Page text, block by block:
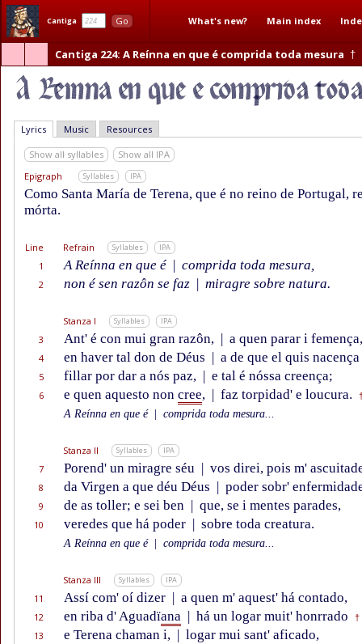
Cantiga Go What's new? Main index
Cantiga 224: A Reínna en que é comprida toda mesura †
Lyrics Music Resources
Show all syllables
Show all IPA
Epigraph
Syllables IPA
Como Santa María de Terena, que é no reino de Portugal,
mórta.
Line Refrain Syllables IPA
1 A Reínna en que é | comprida toda mesura,
2 non é sen razôn se faz | miragre sobre natura.
Stanza I Syllables IPA
3 Ant' é con mui gran razôn, | a quen parar i femença,
4 en haver tal don de Déus | a de que el quis nacença
5 fillar por dar a nós paz, | e tal é nóssa creença;
6 e quen aquesto non cree, | faz torpidad' e loucura.
A Reínna en que é comprida toda mesura...
Stanza II Syllables IPA
7 Porend' un miragre séu | vos direi, pois m'
8 da Virgen a que déu Déus | poder sobr'
9 de as toller; e sei ben | que, se i mentes parades,
10 veredes que há poder | sobre toda creatura.
A Reínna en que é comprida toda mesura...
Stanza III Syllables IPA
11 Assí com' oí dizer | a quen m' aquest' há contado,
12 en riba d' Aguadïana | há un logar muit' honrrado †
13 e Terena chaman i, | logar mui sant' aficado,